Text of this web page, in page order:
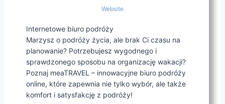
Website
Internetowe biuro podróży
Marzysz o podróży życia, ale brak Ci czasu na
planowanie? Potrzebujesz wygodnego i
sprawdzonego sposobu na organizację wakacji?
Poznaj meaTRAVEL – innowacyjne biuro podróży
online, które zapewnia nie tylko wybór, ale także
komfort i satysfakcję z podróży!